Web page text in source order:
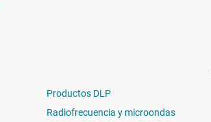
Productos DLP
Radiofrecuencia y microondas